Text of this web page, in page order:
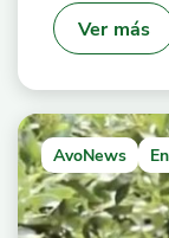
Ver más
AvoNews